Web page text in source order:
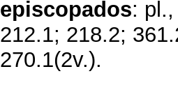
episcopados:
212.1; 218.2;
270.1(2v.).